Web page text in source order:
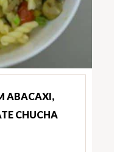
ABACAXI,
CHUCHA